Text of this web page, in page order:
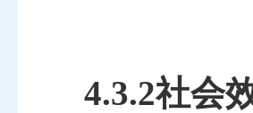
4.3.2社会